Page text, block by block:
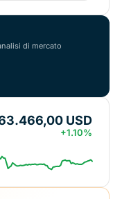
di mercato
USD
+1.10%